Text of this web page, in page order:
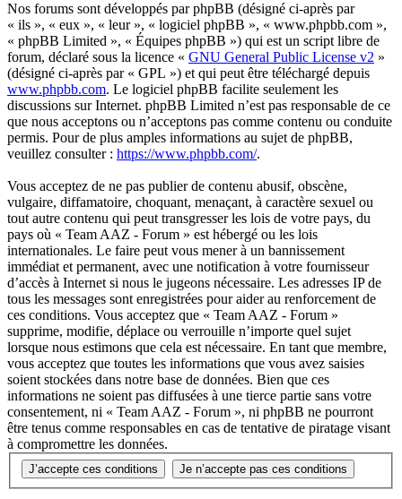
Nos forums sont développés par phpBB (désigné ci-après par
« ils », « eux », « leur », « logiciel phpBB », « www.phpbb.com »,
« phpBB Limited », « Équipes phpBB ») qui est un script libre de
forum, déclaré sous la licence « GNU General Public License v2 »
(désigné ci-après par « GPL ») et qui peut être téléchargé depuis
www.phpbb.com. Le logiciel phpBB facilite seulement les
discussions sur Internet. phpBB Limited n’est pas responsable de ce
que nous acceptons ou n’acceptons pas comme contenu ou conduite
permis. Pour de plus amples informations au sujet de phpBB,
veuillez consulter : https://www.phpbb.com/.
Vous acceptez de ne pas publier de contenu abusif, obscène,
vulgaire, diffamatoire, choquant, menaçant, à caractère sexuel ou
tout autre contenu qui peut transgresser les lois de votre pays, du
pays où « Team AAZ - Forum » est hébergé ou les lois
internationales. Le faire peut vous mener à un bannissement
immédiat et permanent, avec une notification à votre fournisseur
d’accès à Internet si nous le jugeons nécessaire. Les adresses IP de
tous les messages sont enregistrées pour aider au renforcement de
ces conditions. Vous acceptez que « Team AAZ - Forum »
supprime, modifie, déplace ou verrouille n’importe quel sujet
lorsque nous estimons que cela est nécessaire. En tant que membre,
vous acceptez que toutes les informations que vous avez saisies
soient stockées dans notre base de données. Bien que ces
informations ne soient pas diffusées à une tierce partie sans votre
consentement, ni « Team AAZ - Forum », ni phpBB ne pourront
être tenus comme responsables en cas de tentative de piratage visant
à compromettre les données.